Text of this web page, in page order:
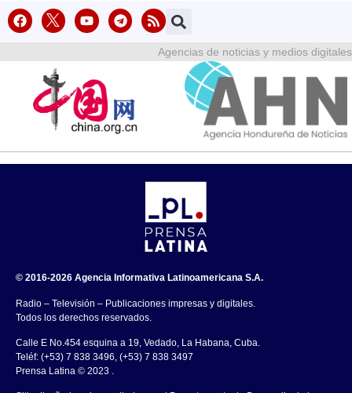
Agencias de noticias y medios digitales
© 2016-2026 Agencia Informativa Latinoamericana S.A.
Radio – Televisión – Publicaciones impresas y digitales.
Todos los derechos reservados.
Calle E No.454 esquina a 19, Vedado, La Habana, Cuba.
Teléf: (+53) 7 838 3496, (+53) 7 838 3497
Prensa Latina © 2023 .